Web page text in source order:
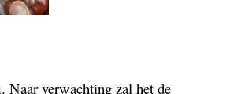
Naar verwachting zal het de